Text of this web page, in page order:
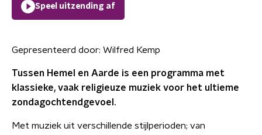
Speel uitzending af
Gepresenteerd door: Wilfred Kemp
Tussen Hemel en Aarde is een programma met
klassieke, vaak religieuze muziek voor het ultieme
zondagochtendgevoel.
Met muziek uit verschillende stijlperioden; van